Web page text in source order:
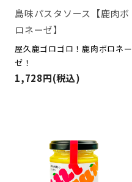
島味パスタソース【鹿肉ボ
ロネーゼ】
屋久鹿ゴロゴロ！鹿肉ボロネー
ゼ！
1,728円(税込)